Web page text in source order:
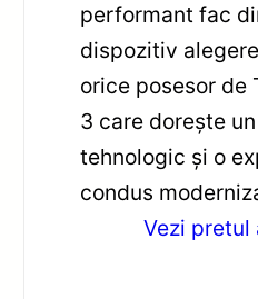
performant fac
dispozitiv
orice posesor de
3 care dorește
tehnologic și o
condus
Vezi